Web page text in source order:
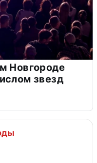
Новгороде
звезд